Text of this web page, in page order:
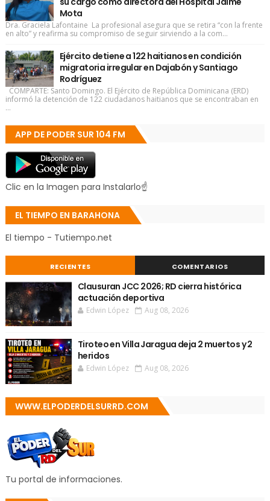
Mota
Dra. Graciela Lafontaine La profesional asegura que se retira “con la frente
en alto” y reafirma su compromiso de seguir sirviendo a la com...
Ejército detiene a 122 haitianos en condición
migratoria irregular en Dajabón y Santiago
Rodríguez
COMPARTE: Santo Domingo. El Ejército de República Dominicana (ERD)
informó la detención de 122 ciudadanos haitianos que se encontraban en
...
APP DE PODER SUR 104 FM
Clic en la Imagen para Instalarlo☝
EL TIEMPO EN BARAHONA
El tiempo - Tutiempo.net
RECIENTES COMENTARIOS
Clausuran JCC 2026; RD cierra histórica
actuación deportiva
Edwin López Aug 08, 2026
Tiroteo en Villa Jaragua deja 2 muertos y 2
heridos
Edwin López Aug 08, 2026
WWW.ELPODERDELSURRD.COM
Tu portal de informaciones.